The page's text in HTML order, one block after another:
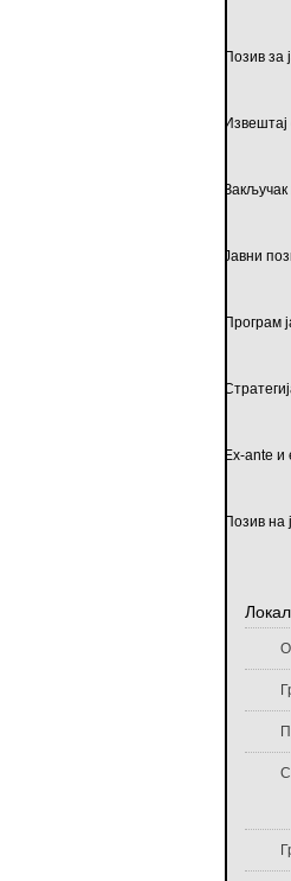
Позив за
Закључак
Јавни
Програм
Ex-ante
Позив на
О